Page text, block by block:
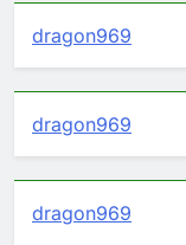
dragon969
dragon969
dragon969